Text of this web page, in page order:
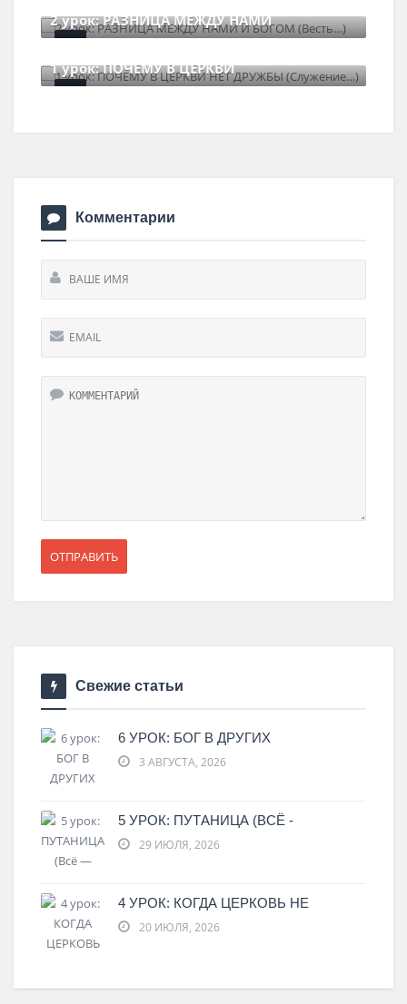
2 урок: РАЗНИЦА МЕЖДУ НАМИ
1 урок: ПОЧЕМУ В ЦЕРКВИ
Комментарии
Свежие статьи
6 УРОК: БОГ В ДРУГИХ
3 АВГУСТА, 2026
5 УРОК: ПУТАНИЦА (ВСЁ -
29 ИЮЛЯ, 2026
4 УРОК: КОГДА ЦЕРКОВЬ НЕ
20 ИЮЛЯ, 2026